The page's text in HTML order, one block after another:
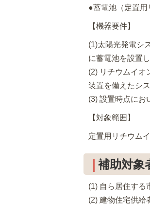
●蓄電池（定置用
【機器要件】
(1)太陽光発電シ
に蓄電池を設置
(2) リチウムイオ
装置を備えたシ
(3) 設置時点にお
【対象範囲】
定置用リチウム
補助対象
(1) 自ら居住する
(2) 建物住宅供給